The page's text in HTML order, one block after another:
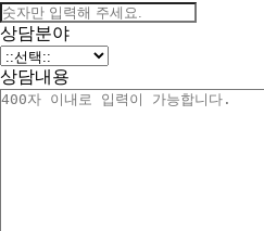
상담분야
상담내용